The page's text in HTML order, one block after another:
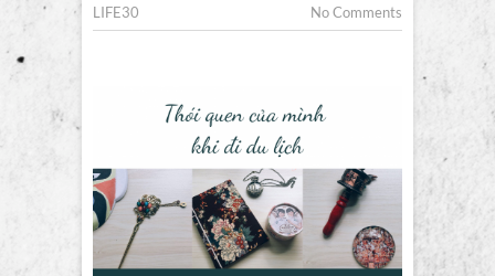
LIFE30 No Comments